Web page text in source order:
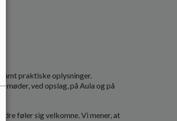
praktiske oplysninger.
møder, ved opslag, på Aula og på
føler sig velkomne. Vi mener, at